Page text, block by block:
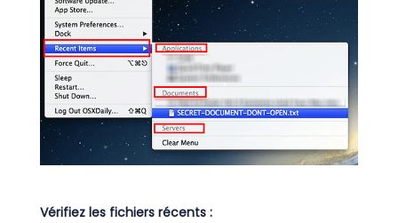
Vérifiez les fichiers récents :